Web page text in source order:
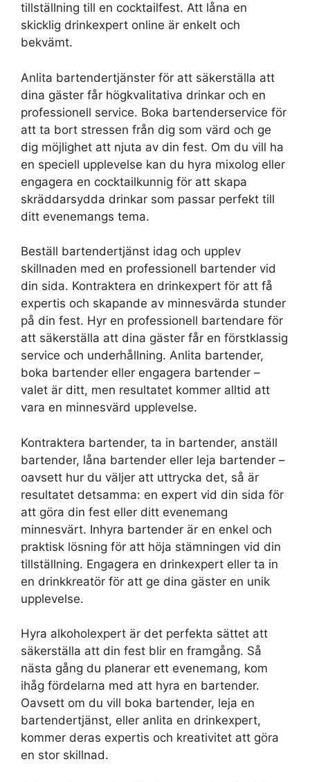
tillställning till en cocktailfest. Att låna en
skicklig drinkexpert online är enkelt och
bekvämt.
Anlita bartendertjänster för att säkerställa att
dina gäster får högkvalitativa drinkar och en
professionell service. Boka bartenderservice för
att ta bort stressen från dig som värd och ge
dig möjlighet att njuta av din fest. Om du vill ha
en speciell upplevelse kan du hyra mixolog eller
engagera en cocktailkunnig för att skapa
skräddarsydda drinkar som passar perfekt till
ditt evenemangs tema.
Beställ bartendertjänst idag och upplev
skillnaden med en professionell bartender vid
din sida. Kontraktera en drinkexpert för att få
expertis och skapande av minnesvärda stunder
på din fest. Hyr en professionell bartendare för
att säkerställa att dina gäster får en förstklassig
service och underhållning. Anlita bartender,
boka bartender eller engagera bartender –
valet är ditt, men resultatet kommer alltid att
vara en minnesvärd upplevelse.
Kontraktera bartender, ta in bartender, anställ
bartender, låna bartender eller leja bartender –
oavsett hur du väljer att uttrycka det, så är
resultatet detsamma: en expert vid din sida för
att göra din fest eller ditt evenemang
minnesvärt. Inhyra bartender är en enkel och
praktisk lösning för att höja stämningen vid din
tillställning. Engagera en drinkexpert eller ta in
en drinkkreatör för att ge dina gäster en unik
upplevelse.
Hyra alkoholexpert är det perfekta sättet att
säkerställa att din fest blir en framgång. Så
nästa gång du planerar ett evenemang, kom
ihåg fördelarna med att hyra en bartender.
Oavsett om du vill boka bartender, leja en
bartendertjänst, eller anlita en drinkexpert,
kommer deras expertis och kreativitet att göra
en stor skillnad.